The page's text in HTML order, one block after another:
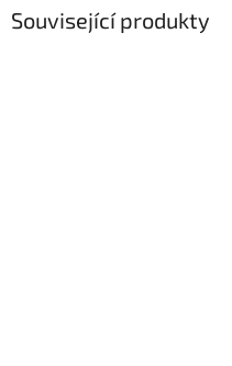
Související produkty